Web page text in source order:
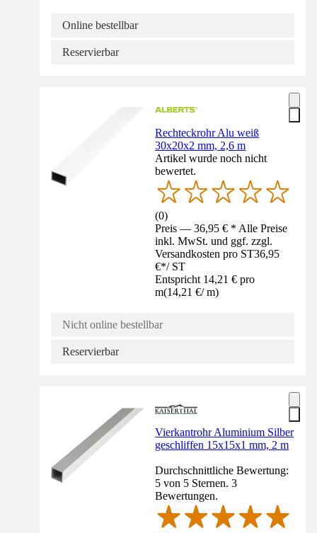
Online bestellbar
Reservierbar
Rechteckrohr Alu weiß
30x20x2 mm, 2,6 m
Artikel wurde noch nicht
bewertet.
(0)
Preis — 36,95 € * Alle Preise
inkl. MwSt. und ggf. zzgl.
Versandkosten pro ST36,95
€*/ ST
Entspricht 14,21 € pro
m(14,21 €/ m)
Nicht online bestellbar
Reservierbar
Vierkantrohr Aluminium Silber
geschliffen 15x15x1 mm, 2 m
Durchschnittliche Bewertung:
5 von 5 Sternen. 3
Bewertungen.